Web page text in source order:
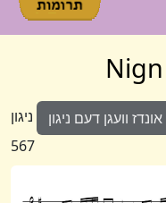
וועגן דעם ניגון ניגון
567